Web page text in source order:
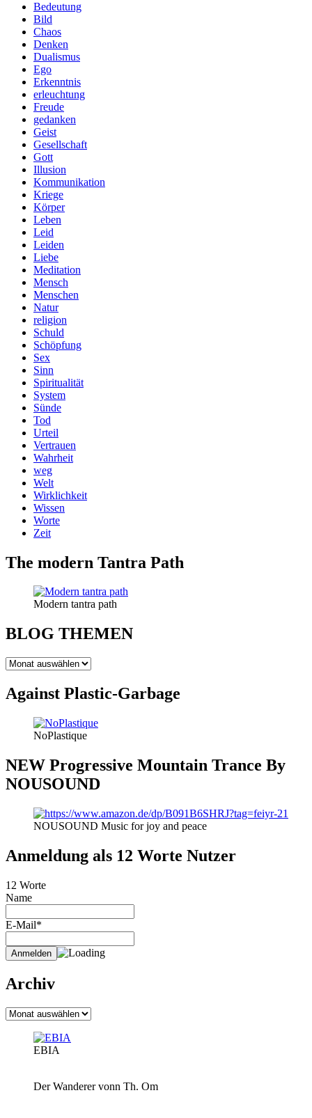
Bedeutung
Bild
Chaos
Denken
Dualismus
Ego
Erkenntnis
erleuchtung
Freude
gedanken
Geist
Gesellschaft
Gott
Illusion
Kommunikation
Kriege
Körper
Leben
Leid
Leiden
Liebe
Meditation
Mensch
Menschen
Natur
religion
Schuld
Schöpfung
Sex
Sinn
Spiritualität
System
Sünde
Tod
Urteil
Vertrauen
Wahrheit
weg
Welt
Wirklichkeit
Wissen
Worte
Zeit
The modern Tantra Path
Modern tantra path
BLOG THEMEN
BLOG
Against Plastic-Garbage
NoPlastique
NEW Progressive Mountain Trance By
NOUSOUND
NOUSOUND Music for joy and peace
Anmeldung als 12 Worte Nutzer
12 Worte
Name
E-Mail*
Archiv
Archiv
EBIA
Der Wanderer vonn Th. Om